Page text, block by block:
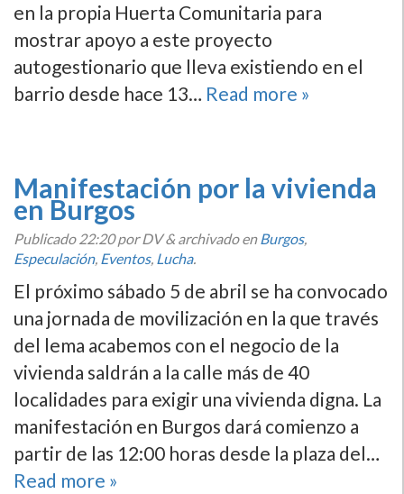
en la propia Huerta Comunitaria para
mostrar apoyo a este proyecto
autogestionario que lleva existiendo en el
barrio desde hace 13… Read more »
Manifestación por la vivienda
en Burgos
Publicado22:20por DV&archivado enBurgos,
Especulación, Eventos, Lucha.
El próximo sábado 5 de abril se ha convocado
una jornada de movilización en la que través
del lema acabemos con el negocio de la
vivienda saldrán a la calle más de 40
localidades para exigir una vivienda digna. La
manifestación en Burgos dará comienzo a
partir de las 12:00 horas desde la plaza del…
Read more »